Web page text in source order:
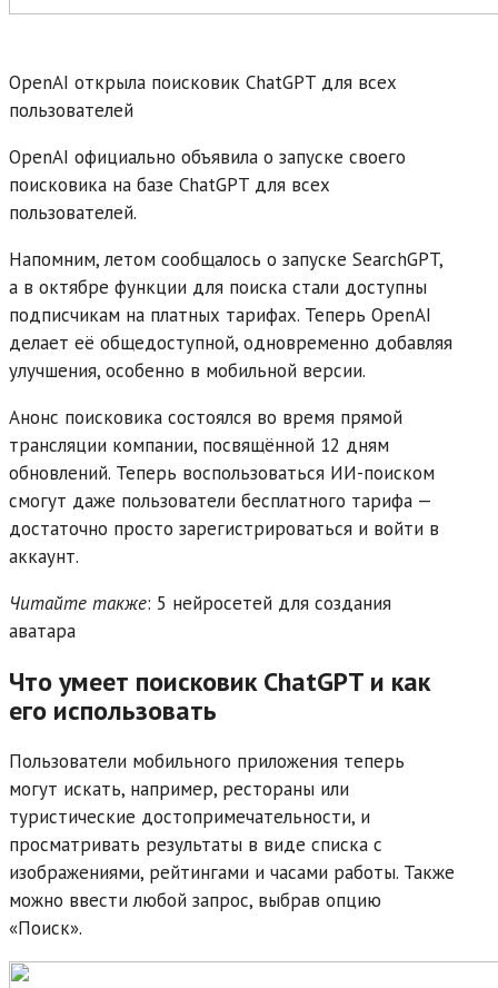
OpenAI открыла поисковик ChatGPT для всех
пользователей
OpenAI официально объявила о запуске своего
поисковика на базе ChatGPT для всех
пользователей.
Напомним, летом сообщалось о запуске SearchGPT,
а в октябре функции для поиска стали доступны
подписчикам на платных тарифах. Теперь OpenAI
делает её общедоступной, одновременно добавляя
улучшения, особенно в мобильной версии.
Анонс поисковика состоялся во время прямой
трансляции компании, посвящённой 12 дням
обновлений. Теперь воспользоваться ИИ-поиском
смогут даже пользователи бесплатного тарифа —
достаточно просто зарегистрироваться и войти в
аккаунт.
Читайте также: 5 нейросетей для создания
аватара
Что умеет поисковик ChatGPT и как
его использовать
Пользователи мобильного приложения теперь
могут искать, например, рестораны или
туристические достопримечательности, и
просматривать результаты в виде списка с
изображениями, рейтингами и часами работы. Также
можно ввести любой запрос, выбрав опцию
«Поиск».